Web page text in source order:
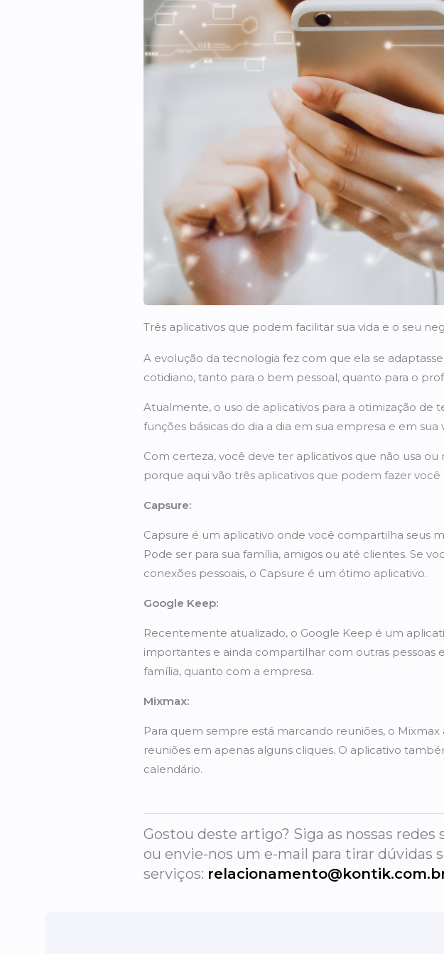
Três aplicativos que podem facilitar sua vida e o seu
A evolução da tecnologia fez com que ela se
cotidiano, tanto para o bem pessoal, quanto para o
Atualmente, o uso de aplicativos para a otimização
funções básicas do dia a dia em sua empresa e em sua
Com certeza, você deve ter aplicativos que não usa
porque aqui vão três aplicativos que podem fazer
Capsure:
Capsure é um aplicativo onde você compartilha seus
Pode ser para sua família, amigos ou até clientes. Se
conexões pessoais, o Capsure é um ótimo aplicativo.
Google Keep:
Recentemente atualizado, o Google Keep é um
importantes e ainda compartilhar com outras
família, quanto com a empresa.
Mixmax:
Para quem sempre está marcando reuniões, o
reuniões em apenas alguns cliques. O aplicativo
calendário.
Gostou deste artigo? Siga as nossas
ou envie-nos um e-mail para tirar dúvidas
serviços: